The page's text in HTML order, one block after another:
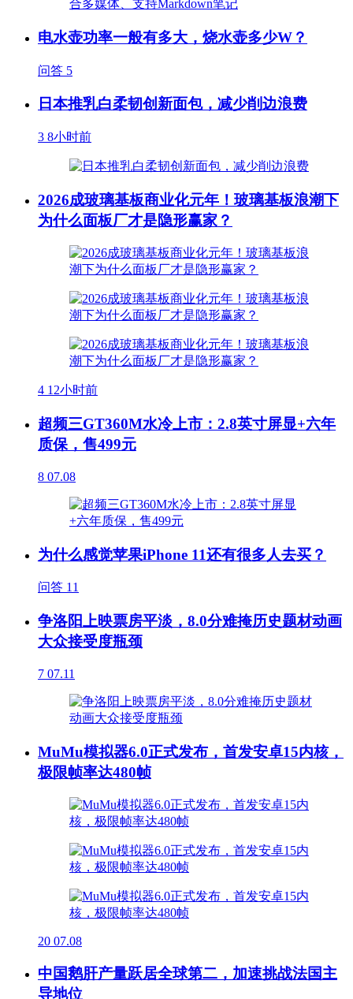
电水壶功率一般有多大，烧水壶多少W？
问答 5
日本推乳白柔韧创新面包，减少削边浪费
3 8小时前
2026成玻璃基板商业化元年！玻璃基板浪潮下
为什么面板厂才是隐形赢家？
4 12小时前
超频三GT360M水冷上市：2.8英寸屏显+六年
质保，售499元
8 07.08
为什么感觉苹果iPhone 11还有很多人去买？
问答 11
争洛阳上映票房平淡，8.0分难掩历史题材动画
大众接受度瓶颈
7 07.11
MuMu模拟器6.0正式发布，首发安卓15内核，
极限帧率达480帧
20 07.08
中国鹅肝产量跃居全球第二，加速挑战法国主
导地位